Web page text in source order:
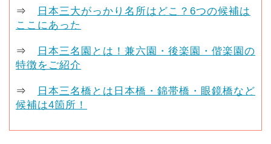
⇒
日本三大がっかり名所はどこ？6つの候補は
ここにあった
⇒
日本三名園とは！兼六園・後楽園・偕楽園の
特徴をご紹介
⇒
日本三名橋とは日本橋・錦帯橋・眼鏡橋など
候補は4箇所！